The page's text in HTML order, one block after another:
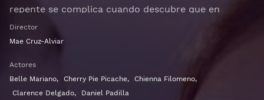
repente se complica cuando descubre que en
realidad está casada con un completo extraño.
Idioma español latino, subtitulado, castellano
Director
Mae Cruz-Alviar
Actores
Belle Mariano, Cherry Pie Picache, Chienna Filomeno,
Clarence Delgado, Daniel Padilla